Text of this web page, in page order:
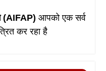
(AIFAP)आपको एक सर्व
कर रहा है